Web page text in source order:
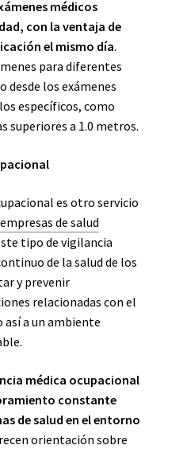
médicos
con la ventaja de
el mismo día.
para diferentes
desde los exámenes
específicos, como
superiores a 1.0 metros.
es otro servicio
empresas de salud
tipo de vigilancia
de la salud de los
y prevenir
relacionadas con el
a un ambiente
médica ocupacional
constante
de salud en el entorno
orientación sobre